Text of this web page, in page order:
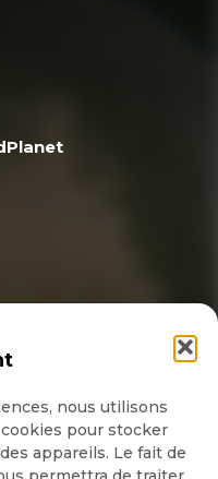
nous utilisons
pour stocker
appareils. Le fait de